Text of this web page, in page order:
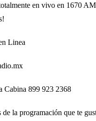
en vivo en 1670
Linea
Cabina 899 923 2368
de la programación que te